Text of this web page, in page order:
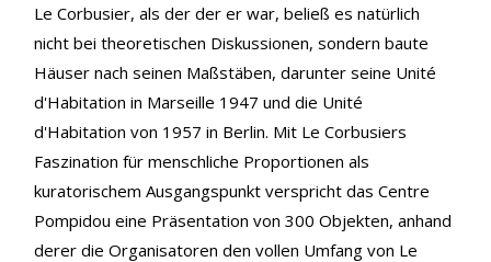
Le Corbusier, als der der er war, beließ es natürlich
nicht bei theoretischen Diskussionen, sondern baute
Häuser nach seinen Maßstäben, darunter seine Unité
d'Habitation in Marseille 1947 und die Unité
d'Habitation von 1957 in Berlin. Mit Le Corbusiers
Faszination für menschliche Proportionen als
kuratorischem Ausgangspunkt verspricht das Centre
Pompidou eine Präsentation von 300 Objekten, anhand
derer die Organisatoren den vollen Umfang von Le